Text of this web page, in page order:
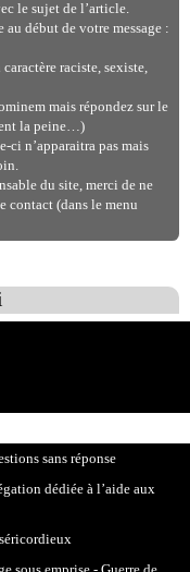
le sujet de l’article.
début de votre message :
raciste, sexiste,
mais répondez sur le
la peine…)
ci n’apparaitra pas mais
du site, merci de ne
contact (dans le menu
sans réponse
dédiée à l’aide aux